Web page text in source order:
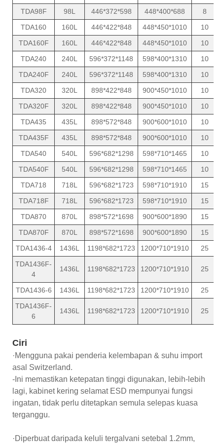
TDA98F
98L 446*372*598 448*400*688
8
TDA160
160L 446*422*848 448*450*1010
10
TDA160F
160L 446*422*848 448*450*1010
10
TDA240
240L 596*372*1148 598*400*1310
10
TDA240F
240L 596*372*1148 598*400*1310
10
TDA320
320L 898*422*848 900*450*1010
10
TDA320F
320L 898*422*848 900*450*1010
10
TDA435
435L 898*572*848 900*600*1010
10
TDA435F
435L 898*572*848 900*600*1010
10
TDA540
540L 596*682*1298 598*710*1465
10
TDA540F
540L 596*682*1298 598*710*1465
10
TDA718
718L 596*682*1723 598*710*1910
15
TDA718F
718L 596*682*1723 598*710*1910
15
TDA870
870L 898*572*1698 900*600*1890
15
TDA870F
870L 898*572*1698 900*600*1890
15
TDA1436-4
1436L 1198*682*1723 1200*710*1910
25
TDA1436F-
4
1436L 1198*682*1723 1200*710*1910 25
TDA1436-6 1436L 1198*682*1723 1200*710*1910
25
TDA1436F-
6
1436L 1198*682*1723 1200*710*1910 25
Ciri
·Mengguna pakai penderia kelembapan & suhu import
asal Switzerland.
-Ini memastikan ketepatan tinggi digunakan, lebih-lebih
lagi, kabinet kering selamat ESD mempunyai fungsi
ingatan, tidak perlu ditetapkan semula selepas kuasa
terganggu.
·Diperbuat daripada keluli tergalvani setebal 1.2mm,